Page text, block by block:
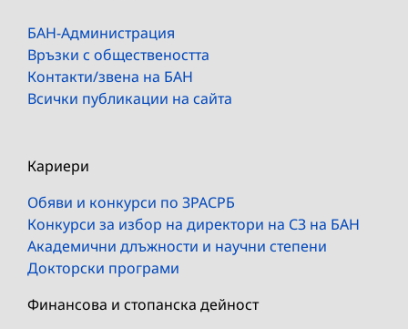
БАН-Администрация
Връзки с обществеността
Контакти/звена на БАН
Всички публикации на сайта
Кариери
Обяви и конкурси по ЗРАСРБ
Конкурси за избор на директори на СЗ на БАН
Академични длъжности и научни степени
Докторски програми
Финансова и стопанска дейност